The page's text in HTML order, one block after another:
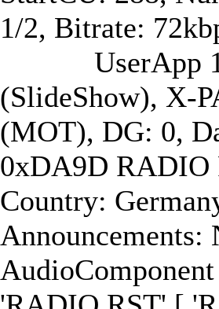
1/2, Bitrate:
UserApp 1/1:
(SlideShow), X-
(MOT), DG: 0,
0xDA9D RADIO
Country:
Announcements: